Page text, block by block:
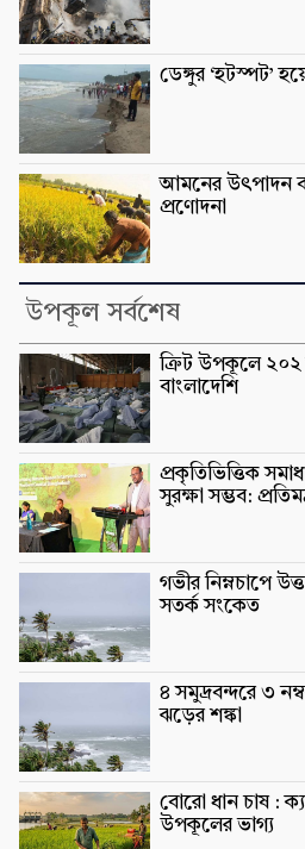
ডেঙ্গুর ‘হটস্পট’
আমনের উৎপাদন
প্রণোদনা
উপকূল সর্বশেষ
ক্রিট উপকূলে ২০২
বাংলাদেশি
প্রকৃতিভিত্তিক
সুরক্ষা সম্ভব:
গভীর নিম্নচাপে
সতর্ক সংকেত
৪ সমুদ্রবন্দরে ৩
ঝড়ের শঙ্কা
বোরো ধান চাষ :
উপকূলের ভাগ্য